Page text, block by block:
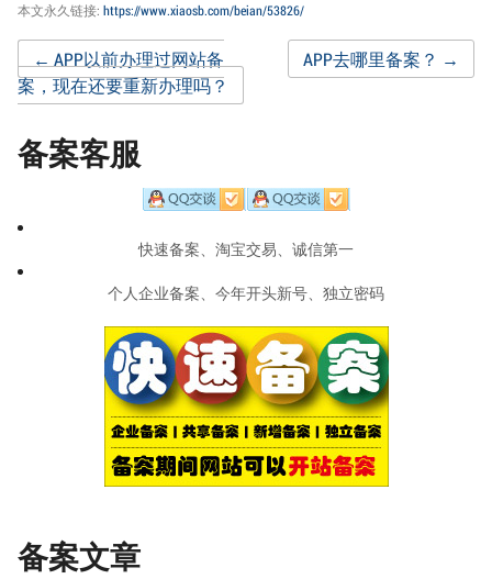
本文永久链接: https://www.xiaosb.com/beian/53826/
Post
navigation
← APP以前办理过网站备
案，现在还要重新办理吗？
APP去哪里备案？ →
备案客服
快速备案、淘宝交易、诚信第一
个人企业备案、今年开头新号、独立密码
备案文章